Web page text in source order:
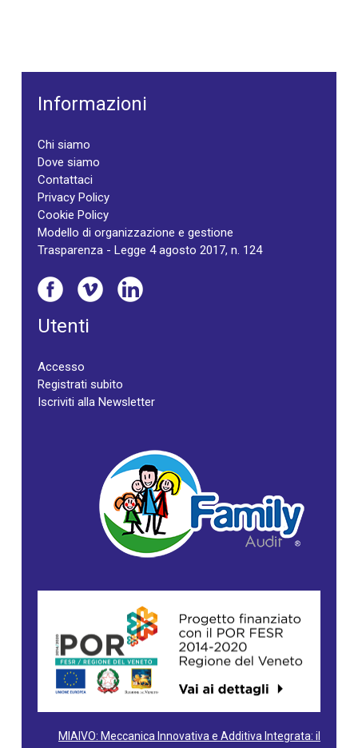
Informazioni
Chi siamo
Dove siamo
Contattaci
Privacy Policy
Cookie Policy
Modello di organizzazione e gestione
Trasparenza - Legge 4 agosto 2017, n. 124
Utenti
Accesso
Registrati subito
Iscriviti alla Newsletter
MIAIVO: Meccanica Innovativa e Additiva Integrata: il